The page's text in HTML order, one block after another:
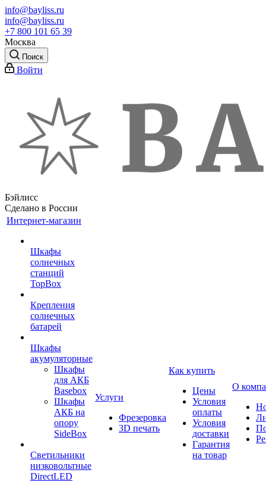
info@bayliss.ru
info@bayliss.ru
+7 800 101 65 39
Москва
Поиск
Войти
Бэйлисс
Сделано в России
Интернет-магазин
Шкафы
солнечных
станций
TopBox
Крепления
солнечных
батарей
Шкафы
акумуляторные
Шкафы
для АКБ
Basebox
Шкафы
АКБ на
опору
SideBox
Светильники
низковольтные
DirectLED
Услуги
Фрезеровка
3D печать
Как купить
Цены
Условия
оплаты
Условия
доставки
Гарантия
на товар
О